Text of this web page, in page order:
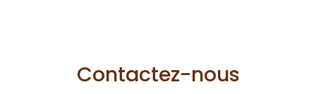
Contactez-nous